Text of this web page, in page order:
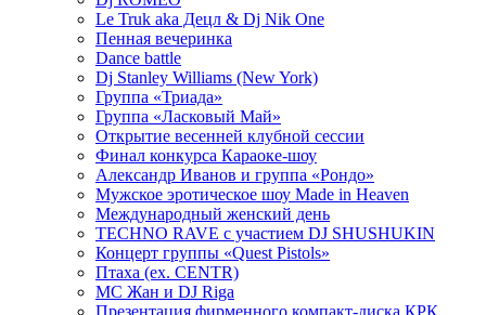
Le Truk aka Децл & Dj Nik One
Пенная вечеринка
Dance battle
Dj Stanley Williams (New York)
Группа «Триада»
Группа «Ласковый Май»
Открытие весенней клубной сессии
Финал конкурса Караоке-шоу
Александр Иванов и группа «Рондо»
Мужское эротическое шоу Made in Heaven
Международный женский день
TECHNO RAVE с участием DJ SHUSHUKIN
Концерт группы «Quest Pistols»
Птаха (ex. CENTR)
МС Жан и DJ Riga
Презентация фирменного компакт-диска КРК